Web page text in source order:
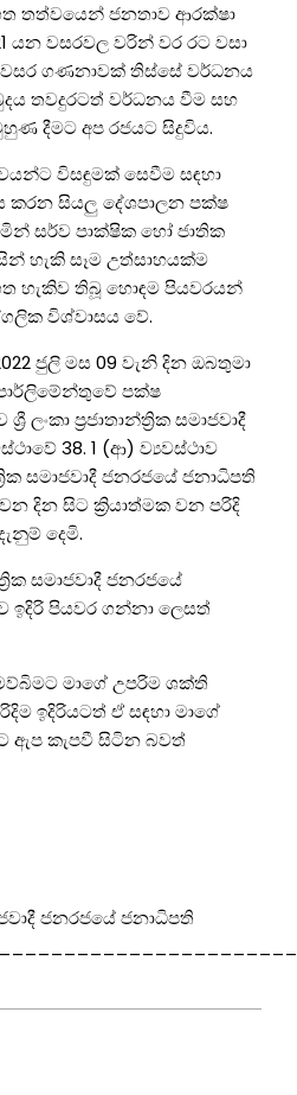
තත්වයෙන් ජනතාව ආරක්ෂා
යන වසරවල වරින් වර රට වසා
වසර ගණනාවක් තිස්සේ වර්ධනය
තවදුරටත් වර්ධනය වීම සහ
දීමට අප රජයට සිදුවිය.
විසඳුමක් සෙවීම සඳහා
සියලු දේශපාලන පක්ෂ
සර්ව පාක්ෂික හෝ ජාතික
හැකි සෑම උත්සාහයක්ම
හැකිව තිබූ හොඳම පියවරයන්
විශ්වාසය වේ.
ජුලි මස 09 වැනි දින ඔබතුමා
පක්ෂ
ප්‍රජාතාන්ත්‍රික සමාජවාදී
38. 1 (ආ) ව්‍යවස්ථාව
සමාජවාදී ජනරජයේ ජනාධිපති
දින සිට ක්‍රියාත්මක වන පරිදි
දෙමි.
සමාජවාදී ජනරජයේ
ඉදිරි පියවර ගන්නා ලෙසත්
මාගේ උපරිම ශක්ති
ඉදිරියටත් ඒ සඳහා මාගේ
ඇප කැපවී සිටින බවත්
ජනරජයේ ජනාධිපති